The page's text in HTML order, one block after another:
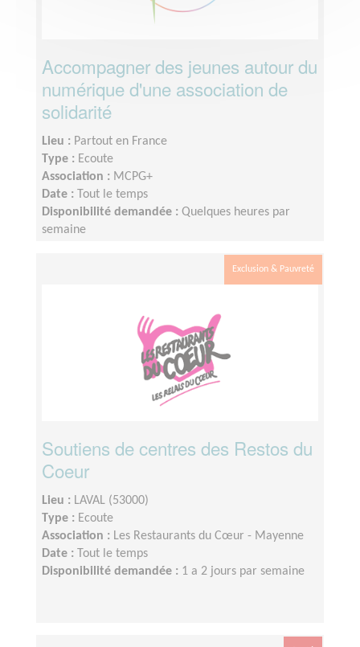
Accompagner des jeunes autour du
numérique d'une association de
solidarité
Lieu : Partout en France
Type : Ecoute
Association : MCPG+
Date :
Tout le temps
Disponibilité demandée : Quelques heures par
semaine
Exclusion & Pauvreté
Soutiens de centres des Restos du
Coeur
Lieu : LAVAL (53000)
Type : Ecoute
Association : Les Restaurants du Cœur - Mayenne
Date :
Tout le temps
Disponibilité demandée : 1 a 2 jours par semaine